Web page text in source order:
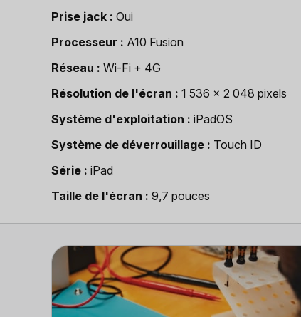
Prise jack
Oui
Processeur
A10 Fusion
Réseau
Wi-Fi + 4G
Résolution de l'écran
1 536 x 2 048 pixels
Système d'exploitation
iPadOS
Système de déverrouillage
Touch ID
Série
iPad
Taille de l'écran
9,7 pouces